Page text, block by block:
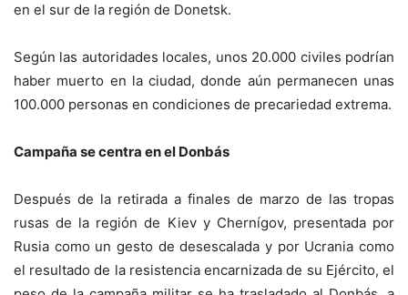
en el sur de la región de Donetsk.
Según las autoridades locales, unos 20.000 civiles podrían
haber muerto en la ciudad, donde aún permanecen unas
100.000 personas en condiciones de precariedad extrema.
Campaña se centra en el Donbás
Después de la retirada a finales de marzo de las tropas
rusas de la región de Kiev y Chernígov, presentada por
Rusia como un gesto de desescalada y por Ucrania como
el resultado de la resistencia encarnizada de su Ejército, el